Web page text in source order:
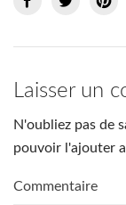
Laisser un
N'oubliez pas de
pouvoir l'ajouter
Commentaire